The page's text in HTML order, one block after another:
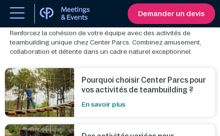
Demander un devis
Teambuilding
Renforcez la cohésion de votre équipe avec des activités de
teambuilding unique chez Center Parcs. Combinez amusement,
collaboration et détente dans un cadre naturel exceptionnel.
Pourquoi choisir Center Parcs pour
vos activités de teambuilding ?
En savoir plus